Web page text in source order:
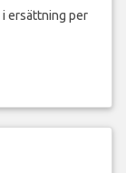
i ersättning per